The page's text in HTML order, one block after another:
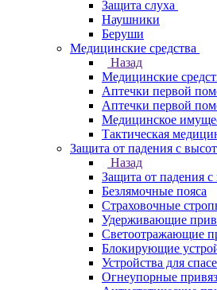
Защита слуха
Наушники
Беруши
Медицинские средства
Назад
Медицинские
Аптечки первой
Аптечки первой
Медицинское
Тактическая
Защита от падения с
Назад
Защита от падения
Безлямочные пояса
Страховочные
Удерживающие
Светоотражающие
Блокирующие
Устройства для
Огнеупорные